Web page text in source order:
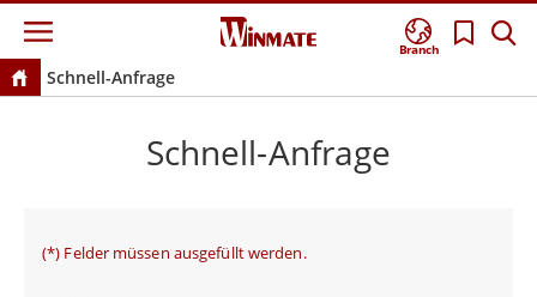
Branch
Schnell-Anfrage
Schnell-Anfrage
(*) Felder müssen ausgefüllt werden.